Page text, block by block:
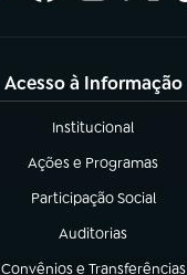
Acesso à Informação
Institucional
(abre em nova aba)
Ações e Programas
(abre em nova aba)
Participação Social
(abre em nova aba)
Auditorias
(abre em nova aba)
Convênios e Transferências